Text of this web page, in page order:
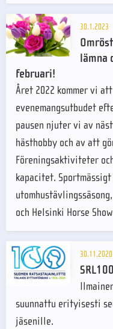
30.1.2023
lämna
februari!
Året 2022 kommer vi
evenemangsutbudet
pausen njuter vi av
hästhobby och av att
Föreningsaktiviteter
kapacitet.
och Helsinki Horse
30.11.2020
suunnattu erityisesti
jäsenille.